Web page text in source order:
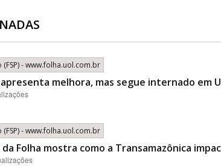
(FSP) - www.folha.uol.com.br
apresenta melhora, mas segue internado em
(FSP) - www.folha.uol.com.br
Folha mostra como a Transamazônica